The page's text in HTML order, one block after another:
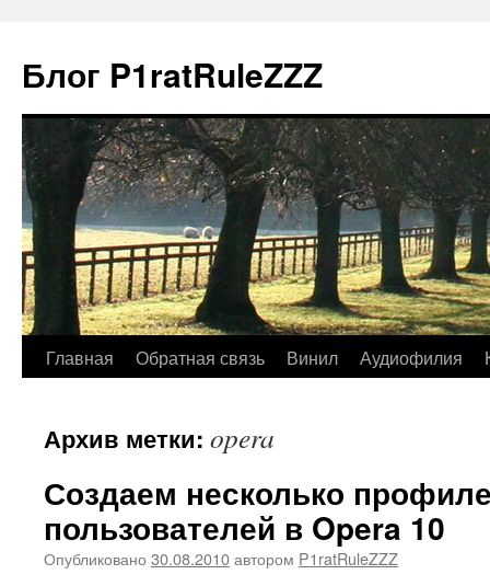
Блог P1ratRuleZZZ
Главная Обратная связь Винил Аудиофилия
Архив метки: opera
Создаем несколько
пользователей в Opera 10
Опубликовано 30.08.2010автором P1ratRuleZZZ